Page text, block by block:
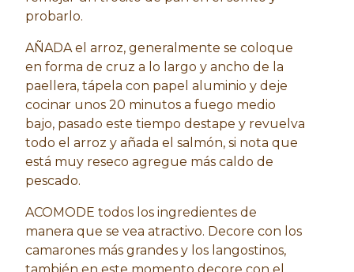
probarlo.
AÑADA el arroz, generalmente se coloque
en forma de cruz a lo largo y ancho de la
paellera, tápela con papel aluminio y deje
cocinar unos 20 minutos a fuego medio
bajo, pasado este tiempo destape y revuelva
todo el arroz y añada el salmón, si nota que
está muy reseco agregue más caldo de
pescado.
ACOMODE todos los ingredientes de
manera que se vea atractivo. Decore con los
camarones más grandes y los langostinos,
también en este momento decore con el